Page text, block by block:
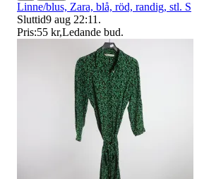
Linne/blus, Zara, blå, röd, randig, stl. S
Sluttid9 aug 22:11 .
Pris:55 kr,Ledande bud.